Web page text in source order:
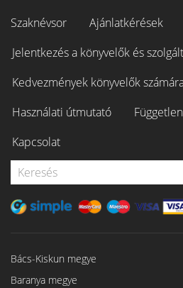
Szaknévsor
Ajánlatkérések
Jelentkezés a könyvelők és
Kedvezmények könyvelők
Használati útmutató
Kapcsolat
Bács-Kiskun megye
Baranya megye